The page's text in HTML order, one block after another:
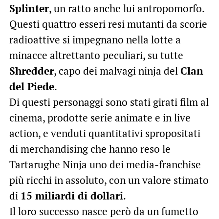
Splinter, un ratto anche lui antropomorfo.
Questi quattro esseri resi mutanti da scorie
radioattive si impegnano nella lotte a
minacce altrettanto peculiari, su tutte
Shredder, capo dei malvagi ninja delClan
del Piede.
Di questi personaggi sono stati girati film al
cinema, prodotte serie animate e in live
action, e venduti quantitativi spropositati
di merchandising che hanno reso le
Tartarughe Ninja uno dei media-franchise
più ricchi in assoluto, con un valore stimato
di 15 miliardi di dollari.
Il loro successo nasce però da un fumetto